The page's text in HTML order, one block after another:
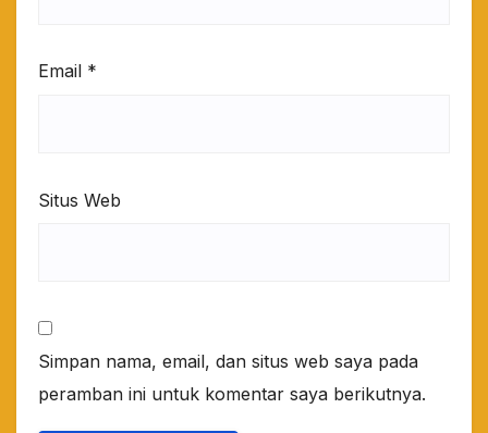
Email *
Situs Web
Simpan nama, email, dan situs web saya pada
peramban ini untuk komentar saya berikutnya.